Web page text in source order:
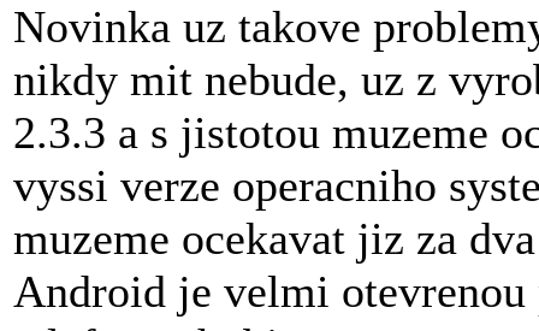
Novinka uz takove
nikdy mit nebude, uz z
2.3.3 a s jistotou muzeme
vyssi verze operacniho
muzeme ocekavat jiz za
Android je velmi